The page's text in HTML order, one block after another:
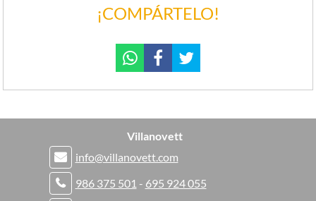
¡COMPÁRTELO!
Villanovett
info@villanovett.com
986 375 501 - 695 924 055